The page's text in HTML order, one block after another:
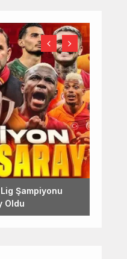
Şampiyonu
Oldu